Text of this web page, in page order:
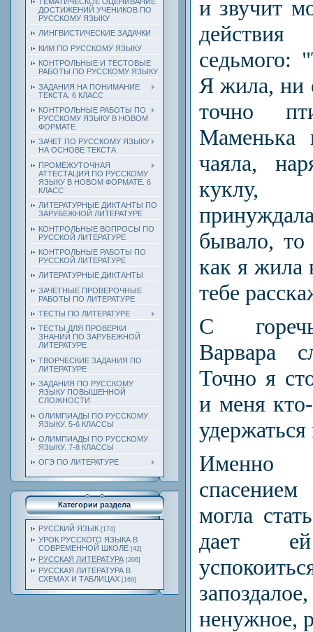
ДОСТИЖЕНИЙ УЧЕНИКОВ ПО
РУССКОМУ ЯЗЫКУ
ЛИНГВИСТИЧЕСКИЕ ЗАДАЧКИ
КИМ ПО РУССКОМУ ЯЗЫКУ
КОНТРОЛЬНЫЕ И ТЕСТОВЫЕ
РАБОТЫ ПО РУССКОМУ ЯЗЫКУ
ЗАДАНИЯ НА ПОНИМАНИЕ
ТЕКСТА. 6 КЛАСС
КОНТРОЛЬНЫЕ РАБОТЫ ПО
РУССКОМУ ЯЗЫКУ В НОВОМ
ФОРМАТЕ
ЗАЧЕТ ПО РУССКОМУ ЯЗЫКУ
НА ОСНОВЕ ТЕКСТА
ПРОМЕЖУТОЧНАЯ
АТТЕСТАЦИЯ ПО РУССКОМУ
ЯЗЫКУ В НОВОМ ФОРМАТЕ. 6
КЛАСС
ЛИТЕРАТУРНЫЕ ДИКТАНТЫ ПО
ЗАРУБЕЖНОЙ ЛИТЕРАТУРЕ
КОНТРОЛЬНЫЕ ВОПРОСЫ ПО
РУССКОЙ ЛИТЕРАТУРЕ
КОНТРОЛЬНЫЕ РАБОТЫ ПО
РУССКОЙ ЛИТЕРАТУРЕ
ЛИТЕРАТУРНЫЕ ДИКТАНТЫ
ЗАЧЕТНЫЕ ПРОВЕРОЧНЫЕ
РАБОТЫ ПО ЛИТЕРАТУРЕ
ТЕСТЫ ПО ЛИТЕРАТУРЕ
ТЕСТЫ ДЛЯ ПРОВЕРКИ
ЗНАНИЙ ПО ЗАРУБЕЖНОЙ
ЛИТЕРАТУРЕ
ТВОРЧЕСКИЕ ЗАДАНИЯ ПО
ЛИТЕРАТУРЕ
ЗАДАНИЯ ПО РУССКОМУ
ЯЗЫКУ ПОВЫШЕННОЙ
СЛОЖНОСТИ
ОЛИМПИАДЫ ПО РУССКОМУ
ЯЗЫКУ. 5-6 КЛАССЫ
ОЛИМПИАДЫ ПО РУССКОМУ
ЯЗЫКУ. 7-8 КЛАССЫ
ОГЭ ПО ЛИТЕРАТУРЕ
Категории раздела
РУССКИЙ ЯЗЫК [174]
УРОК РУССКОГО ЯЗЫКА В
СОВРЕМЕННОЙ ШКОЛЕ [42]
РУССКАЯ ЛИТЕРАТУРА [206]
РУССКАЯ ЛИТЕРАТУРА В
СХЕМАХ И ТАБЛИЦАХ [169]
и звучит
седьмого:
Я жила, ни
точно
чаяла,
куклу,
бывало,
как я жила
тебе
С
Варвара
Точно я
и меня
могла
дает ей
ненужное,